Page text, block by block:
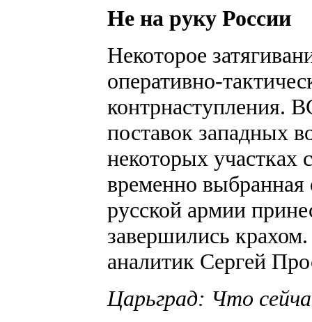
Не на руку России
Некоторое
оперативно-
контрнаступления.
поставок западных
некоторых участках
временно выбранная
русской армии
завершились
аналитик Сергей
Царьград: Что